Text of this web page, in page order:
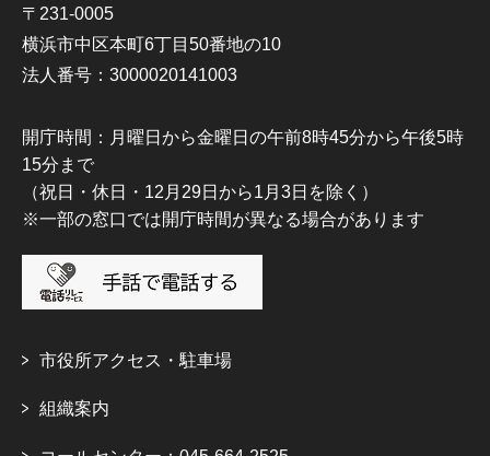
〒231-0005
横浜市中区本町6丁目50番地の10
法人番号：3000020141003
開庁時間：月曜日から金曜日の午前8時45分から午後5時
15分まで
（祝日・休日・12月29日から1月3日を除く）
※一部の窓口では開庁時間が異なる場合があります
市役所アクセス・駐車場
組織案内